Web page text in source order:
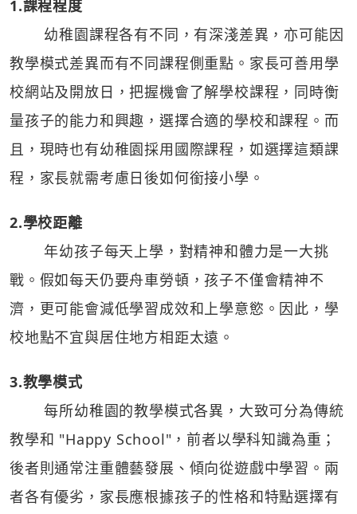
1.課程程度
幼稚園課程各有不同，有深淺差異，亦可能因
教學模式差異而有不同課程側重點。家長可善用學
校網站及開放日，把握機會了解學校課程，同時衡
量孩子的能力和興趣，選擇合適的學校和課程。而
且，現時也有幼稚園採用國際課程，如選擇這類課
程，家長就需考慮日後如何銜接小學。
2.學校距離
年幼孩子每天上學，對精神和體力是一大挑
戰。假如每天仍要舟車勞頓，孩子不僅會精神不
濟，更可能會減低學習成效和上學意慾。因此，學
校地點不宜與居住地方相距太遠。
3.教學模式
每所幼稚園的教學模式各異，大致可分為傳統
教學和 "Happy School"，前者以學科知識為重；
後者則通常注重體藝發展、傾向從遊戲中學習。兩
者各有優劣，家長應根據孩子的性格和特點選擇有